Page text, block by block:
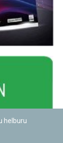
helburu